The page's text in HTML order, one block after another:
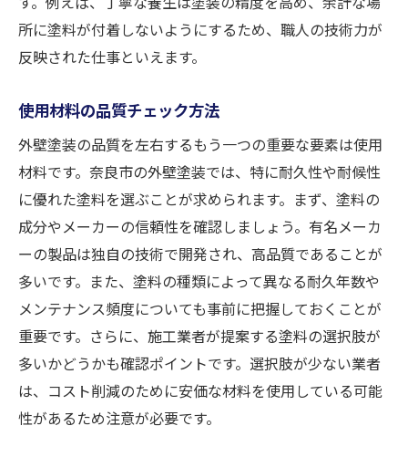
所に塗料が付着しないようにするため、職人の技術力が
反映された仕事といえます。
使用材料の品質チェック方法
外壁塗装の品質を左右するもう一つの重要な要素は使用
材料です。奈良市の外壁塗装では、特に耐久性や耐候性
に優れた塗料を選ぶことが求められます。まず、塗料の
成分やメーカーの信頼性を確認しましょう。有名メーカ
ーの製品は独自の技術で開発され、高品質であることが
多いです。また、塗料の種類によって異なる耐久年数や
メンテナンス頻度についても事前に把握しておくことが
重要です。さらに、施工業者が提案する塗料の選択肢が
多いかどうかも確認ポイントです。選択肢が少ない業者
は、コスト削減のために安価な材料を使用している可能
性があるため注意が必要です。